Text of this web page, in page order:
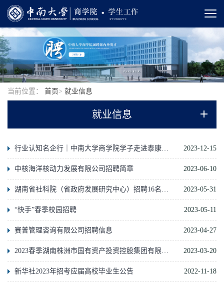
当前位置： 首页> 就业信息
就业信息
2023-12-15
中核海洋核动力发展有限公司招聘简章 2023-06-10
2023-05-31
“快手”春季校园招聘 2023-05-11
赛普管理咨询有限公司招聘信息 2023-04-27
2023-03-20
新华社2023年招考应届高校毕业生公告 2022-11-18